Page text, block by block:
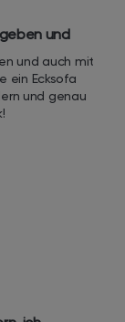
und
Ich habe
Luno
und auch mit
ein Ecksofa
und genau